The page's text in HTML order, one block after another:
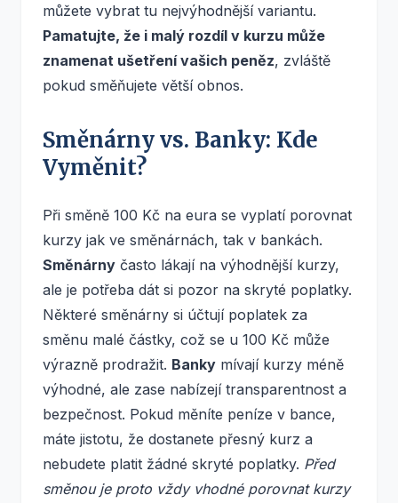
můžete vybrat tu nejvýhodnější variantu.
Pamatujte, že i malý rozdíl v kurzu může
znamenat ušetření vašich peněz, zvláště
pokud směňujete větší obnos.
Směnárny vs. Banky: Kde
Vyměnit?
Při směně 100 Kč na eura se vyplatí porovnat
kurzy jak ve směnárnách, tak v bankách.
Směnárny často lákají na výhodnější kurzy,
ale je potřeba dát si pozor na skryté poplatky.
Některé směnárny si účtují poplatek za
směnu malé částky, což se u 100 Kč může
výrazně prodražit. Banky mívají kurzy méně
výhodné, ale zase nabízejí transparentnost a
bezpečnost. Pokud měníte peníze v bance,
máte jistotu, že dostanete přesný kurz a
nebudete platit žádné skryté poplatky. Před
směnou je proto vždy vhodné porovnat kurzy